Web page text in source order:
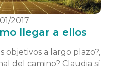
2017
llegar a ellos
objetivos a largo plazo?,
del camino? Claudia sí